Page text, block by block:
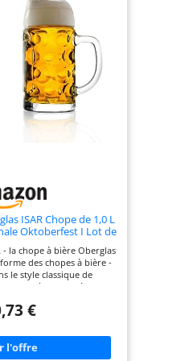
etc.
ISAR Chope de 1,0 L
Oktoberfest I Lot de
2 pièces I lavable au
I haute qualité
- la chope à bière Oberglas
des chopes à bière -
le style classique de
cruche à œil » - très bel
10,9 cm - hauteur 20,2
- nettoyage facile
- idéal pour une fête de la
€